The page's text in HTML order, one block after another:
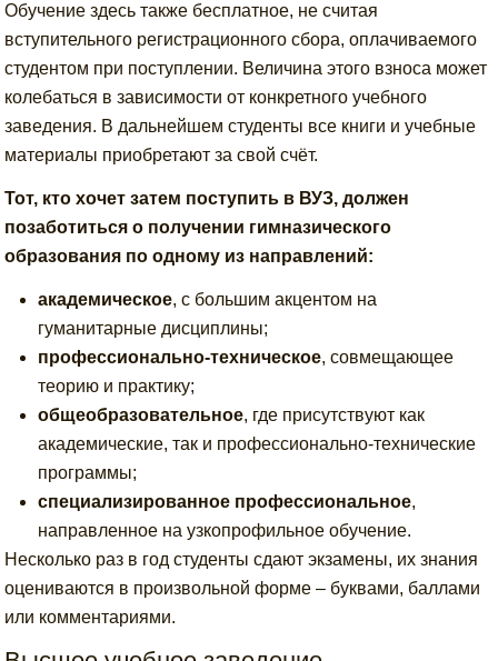
Обучение здесь также бесплатное, не считая
вступительного регистрационного сбора, оплачиваемого
студентом при поступлении. Величина этого взноса может
колебаться в зависимости от конкретного учебного
заведения. В дальнейшем студенты все книги и учебные
материалы приобретают за свой счёт.
Тот, кто хочет затем поступить в ВУЗ, должен
позаботиться о получении гимназического
образования по одному из направлений:
академическое, с большим акцентом на
гуманитарные дисциплины;
профессионально-техническое, совмещающее
теорию и практику;
общеобразовательное, где присутствуют как
академические, так и профессионально-технические
программы;
специализированное профессиональное,
направленное на узкопрофильное обучение.
Несколько раз в год студенты сдают экзамены, их знания
оцениваются в произвольной форме – буквами, баллами
или комментариями.